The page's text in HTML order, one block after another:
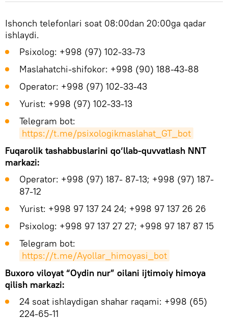
Ishonch telefonlari soat 08:00dan 20:00ga qadar
ishlaydi.
Psixolog: +998 (97) 102-33-73
Maslahatchi-shifokor: +998 (90) 188-43-88
Operator: +998 (97) 102-33-43
Yurist: +998 (97) 102-33-13
Telegram bot:
https://t.me/psixologikmaslahat_GT_bot
Fuqarolik tashabbuslarini qo‘llab-quvvatlash NNT
markazi:
Operator: +998 (97) 187- 87-13; +998 (97) 187-
87-12
Yurist: +998 97 137 24 24; +998 97 137 26 26
Psixolog: +998 97 137 27 27; +998 97 187 87 15
Telegram bot:
https://t.me/Ayollar_himoyasi_bot
Buxoro viloyat “Oydin nur” oilani ijtimoiy himoya
qilish markazi:
24 soat ishlaydigan shahar raqami: +998 (65)
224-65-11